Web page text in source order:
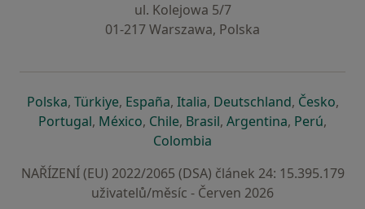
ul. Kolejowa 5/7
01-217 Warszawa, Polska
Polskase otevře v nové záložce
, Türkiyese otevře v nové záložce
, Españase otevře v nové záložce
, Italiase otevře v nové záložce
, Deutschlandse otevře v
, Českose
,
Portugalse otevře v nové záložce
, Méxicose otevře v nové záložce
, Chilese otevře v nové záložce
, Brasilse otevře v nové
, Argentinase otevře v
, Perúse
,
Colombia
NAŘÍZENÍ (EU) 2022/2065 (DSA) článek 24: 15.395.179
uživatelů/měsíc - Červen 2026